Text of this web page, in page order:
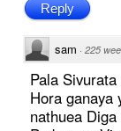
Reply
sam · 225
Pala
Hora ganaya
nathuea